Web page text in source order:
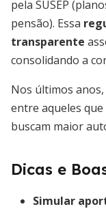
pela SUSEP
pensão). Essa
transparente
consolidando a
Nos últimos
entre aqueles
buscam maior
Dicas e
Simular